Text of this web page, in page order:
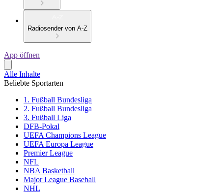
Radiosender von A-Z
App öffnen
Alle Inhalte
Beliebte Sportarten
1. Fußball Bundesliga
2. Fußball Bundesliga
3. Fußball Liga
DFB-Pokal
UEFA Champions League
UEFA Europa League
Premier League
NFL
NBA Basketball
Major League Baseball
NHL